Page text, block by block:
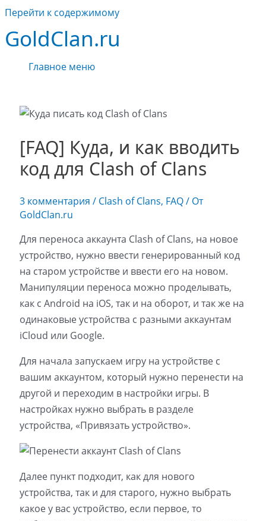
Перейти к содержимому
GoldClan.ru
Главное меню
[FAQ] Куда, и как вводить
код для Clash of Clans
3 комментария / Clash of Clans, FAQ/ От
GoldClan.ru
Для переноса аккаунта Clash of Clans, на новое
устройство, нужно ввести генерированный код
на старом устройстве и ввести его на новом.
Манипуляции переноса можно проделывать,
как с Android на iOS, так и на оборот, и так же на
одинаковые устройства с разными аккаунтам
iCloud или Google.
Для начала запускаем игру на устройстве с
вашим аккаунтом, который нужно перенести на
другой и переходим в настройки игры. В
настройках нужно выбрать в разделе
устройства, «Привязать устройство».
Далее пункт подходит, как для нового
устройства, так и для старого, нужно выбрать
какое у вас устройство, если первое, то